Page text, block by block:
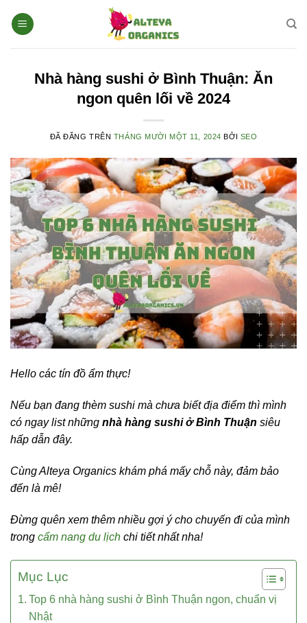
đến
Nhà hàng sushi ở Bình Thuận: Ăn
ngon quên lối về 2024
ĐÃ ĐĂNG TRÊN THÁNG MƯỜI MỘT 11, 2024 BỞI SEO
Hello các tín đồ ẩm thực!
Nếu bạn đang thèm sushi mà chưa biết địa điểm thì mình
có ngay list những nhà hàng sushi ở Bình Thuận siêu
hấp dẫn đây.
Cùng Alteya Organics khám phá mấy chỗ này, đảm bảo
đến là mê!
Đừng quên xem thêm nhiều gợi ý cho chuyến đi của mình
trong cẩm nang du lịch chi tiết nhất nha!
Mục Lục
Top 6 nhà hàng sushi ở Bình Thuận ngon, chuẩn vị
Nhật